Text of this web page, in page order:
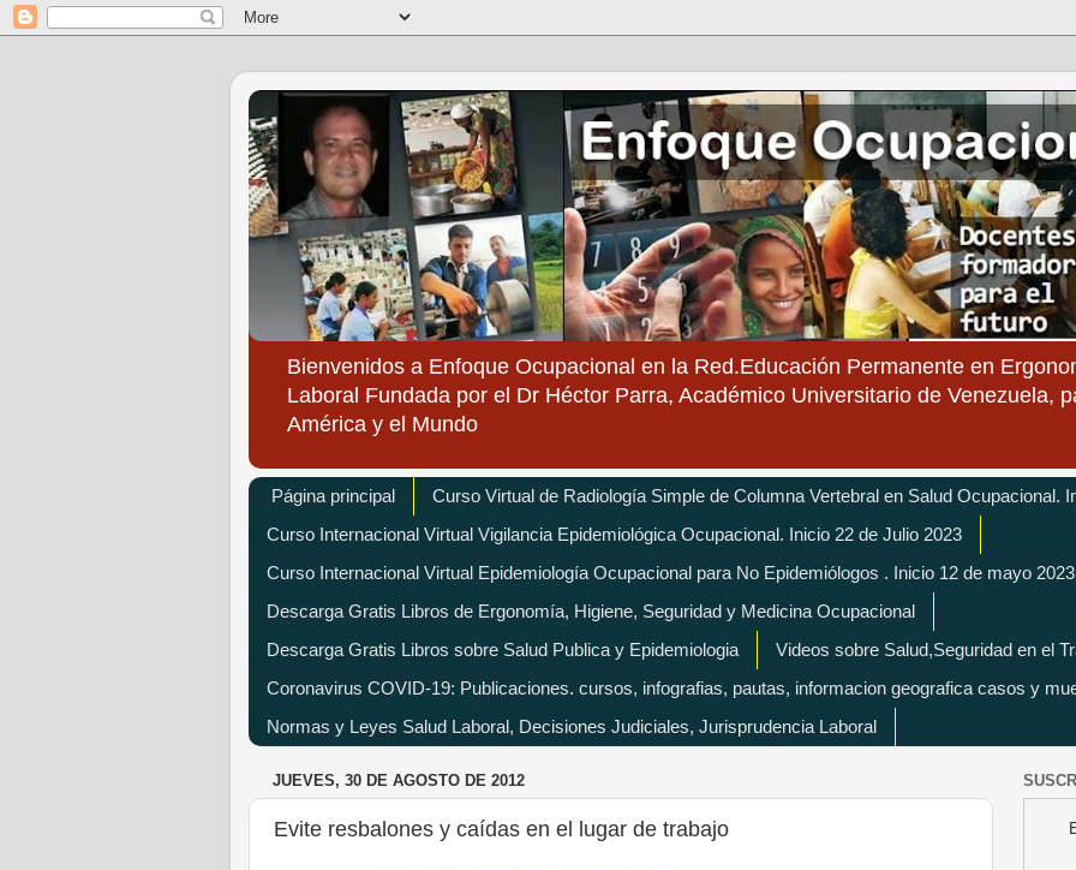
Bienvenidos a Enfoque Ocupacional en la Red.Educación Permanente en
Laboral Fundada por el Dr Héctor Parra, Académico Universitario de Venezuela,
América y el Mundo
Página principal
Curso Virtual de Radiología Simple de Columna Vertebral en Salud Ocupacional.
Curso Internacional Virtual Vigilancia Epidemiológica Ocupacional. Inicio 22 de Julio 2023
Curso Internacional Virtual Epidemiología Ocupacional para No Epidemiólogos . Inicio 12 de mayo 2023
Descarga Gratis Libros de Ergonomía, Higiene, Seguridad y Medicina Ocupacional
Descarga Gratis Libros sobre Salud Publica y Epidemiologia
Videos sobre Salud,Seguridad en el
Coronavirus COVID-19: Publicaciones. cursos, infografias, pautas, informacion geografica casos y
Normas y Leyes Salud Laboral, Decisiones Judiciales, Jurisprudencia Laboral
JUEVES, 30 DE AGOSTO DE 2012
Evite resbalones y caídas en el lugar de trabajo